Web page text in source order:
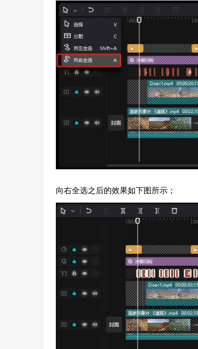
向右全选之后的效果如下图所示；